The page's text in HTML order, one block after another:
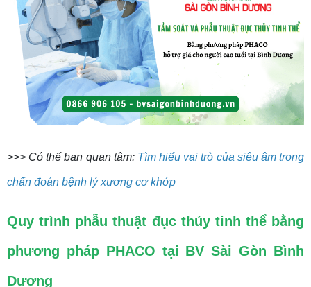
>>> Có thể bạn quan tâm: Tìm hiểu vai trò của siêu âm trong
chẩn đoán bệnh lý xương cơ khớp
Quy trình phẫu thuật đục thủy tinh thể bằng
phương pháp PHACO tại BV Sài Gòn Bình
Dương